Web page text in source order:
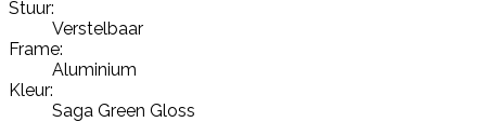
Stuur:
Verstelbaar
Frame:
Aluminium
Kleur:
Saga Green Gloss